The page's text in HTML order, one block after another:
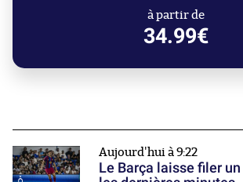
à partir de
34.99€
Aujourd'hui à 9:22
Le Barça laisse filer